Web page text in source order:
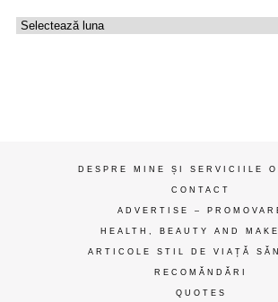
Uzina
DESPRE MINE ȘI SERVICIILE
CONTACT
ADVERTISE –
HEALTH, BEAUTY AND
ARTICOLE STIL DE VIAȚĂ
RECOMĂNDĂRI
QUOTES